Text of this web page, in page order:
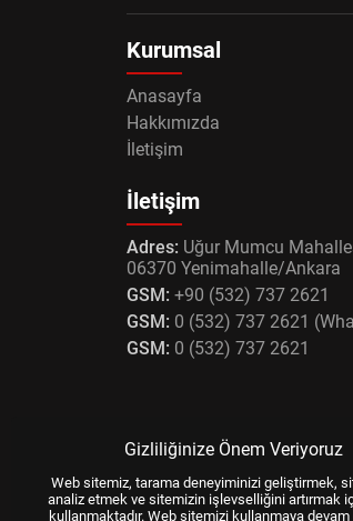
Kurumsal
Anasayfa
Hakkımızda
İletişim
İletişim
Adres: Uğur Mumcu
06370 Yenimahalle/Ankara
GSM: +90 (532) 737 2621
GSM: 0 (532) 737 2621
GSM: 0 (532) 737 2621
Gizliliğinize Önem Veriyoruz
Web sitemiz, tarama deneyiminizi geliştirmek,
analiz etmek ve sitemizin işlevselliğini artırmak
kullanmaktadır. Web sitemizi kullanmaya devam